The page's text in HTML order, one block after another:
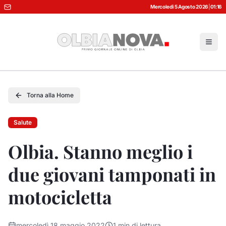
Mercoledì 5 Agosto 2026 01:16
Torna alla Home
Salute
Olbia. Stanno meglio i
due giovani tamponati in
motocicletta